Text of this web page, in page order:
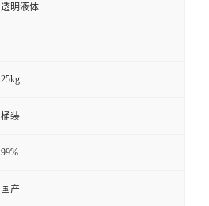
透明液体
25kg
桶装
99%
国产